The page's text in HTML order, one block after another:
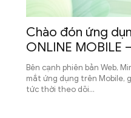
Chào đón ứng
ONLINE MOBILE
Bên cạnh phiên bản Web,
mắt ứng dụng trên Mobile,
tức thời theo dõi...